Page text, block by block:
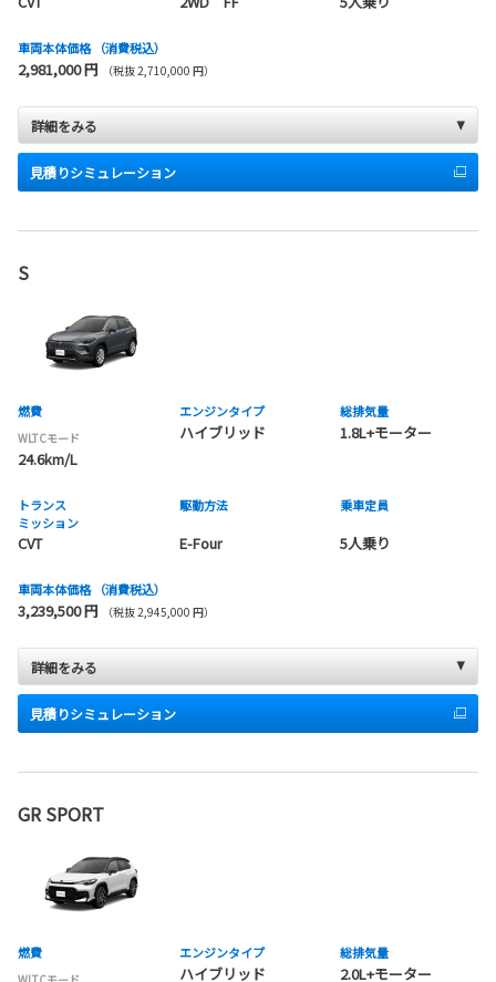
車両本体価格 （消費税込）
2,981,000 円 （税抜 2,710,000 円）
詳細をみる
見積りシミュレーション
S
燃費
WLTCモード
24.6km/L
エンジンタイプ
ハイブリッド
総排気量
1.8L+モーター
トランス
ミッション
CVT
駆動方法
E-Four
乗車定員
5人乗り
車両本体価格 （消費税込）
3,239,500 円 （税抜 2,945,000 円）
詳細をみる
見積りシミュレーション
GR SPORT
燃費 エンジンタイプ
ハイブリッド
総排気量
2.0L+モーター